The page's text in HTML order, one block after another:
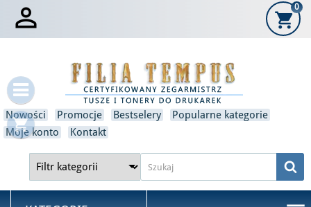

shopping_cart
shopping_cart
0
Nowości Promocje Bestselery
Popularne kategorie
Moje konto
Kontakt
Zaloguj się ×
Musisz być zalogowany, aby zapisać produkty na swojej
liście życzeń.
Anulować